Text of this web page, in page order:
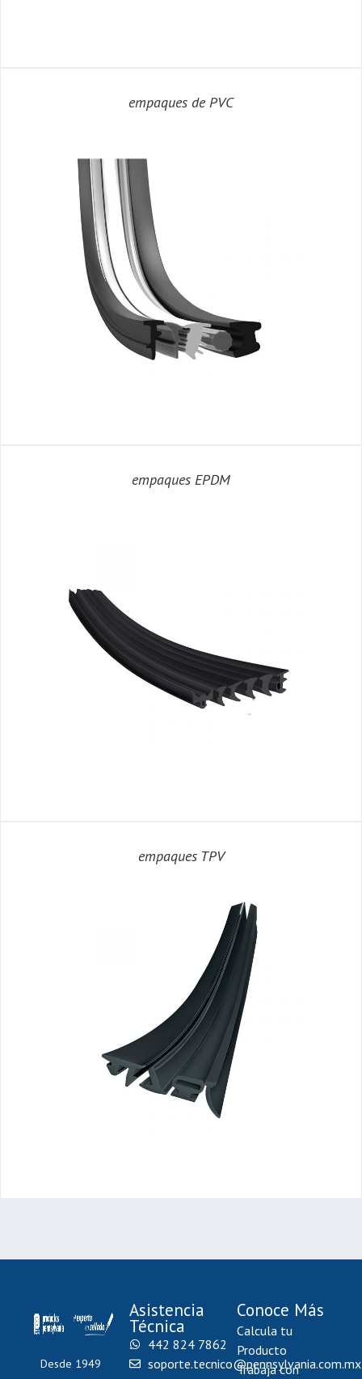
empaques de PVC
empaques EPDM
empaques TPV
Desde 1949
Asistencia
Técnica
442 824 7862
soporte.tecnico@pennsylvania.com.mx
Conoce Más
Calcula tu
Producto
Trabaja con